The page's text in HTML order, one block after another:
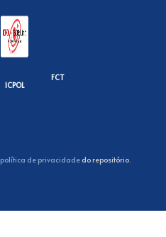
ICPOL
FCT
política de privacidadedo repositório.